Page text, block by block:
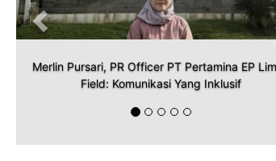
Merlin Pursari, PR Officer PT Pertamina EP
Field: Komunikasi Yang Inklusif